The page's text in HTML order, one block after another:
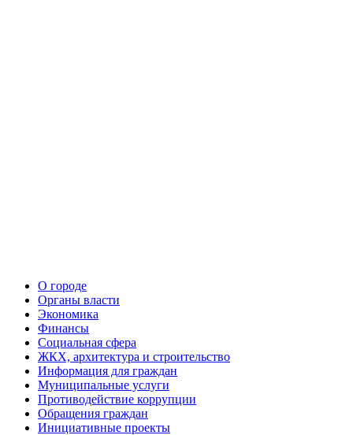
О городе
Органы власти
Экономика
Финансы
Социальная сфера
ЖКХ, архитектура и строительство
Информация для граждан
Муниципальные услуги
Противодействие коррупции
Обращения граждан
Инициативные проекты